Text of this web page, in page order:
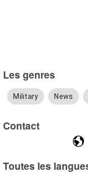
Les genres
Military News
Contact
Toutes les